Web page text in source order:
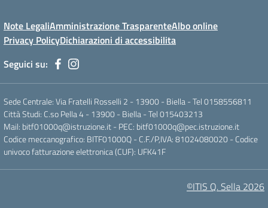
Note LegaliAmministrazione TrasparenteAlbo online
Privacy PolicyDichiarazioni di accessibilita
Seguici su:
Sede Centrale: Via Fratelli Rosselli 2 - 13900 - Biella - Tel 0158556811
Città Studi: C.so Pella 4 - 13900 - Biella - Tel 015403213
Mail: bitf01000q@istruzione.it- PEC: bitf01000q@pec.istruzione.it
Codice meccanografico: BITF01000Q - C.F./P,IVA: 81024080020 - Codice
univoco fatturazione elettronica (CUF): UFK41F
©ITIS Q. Sella 2026